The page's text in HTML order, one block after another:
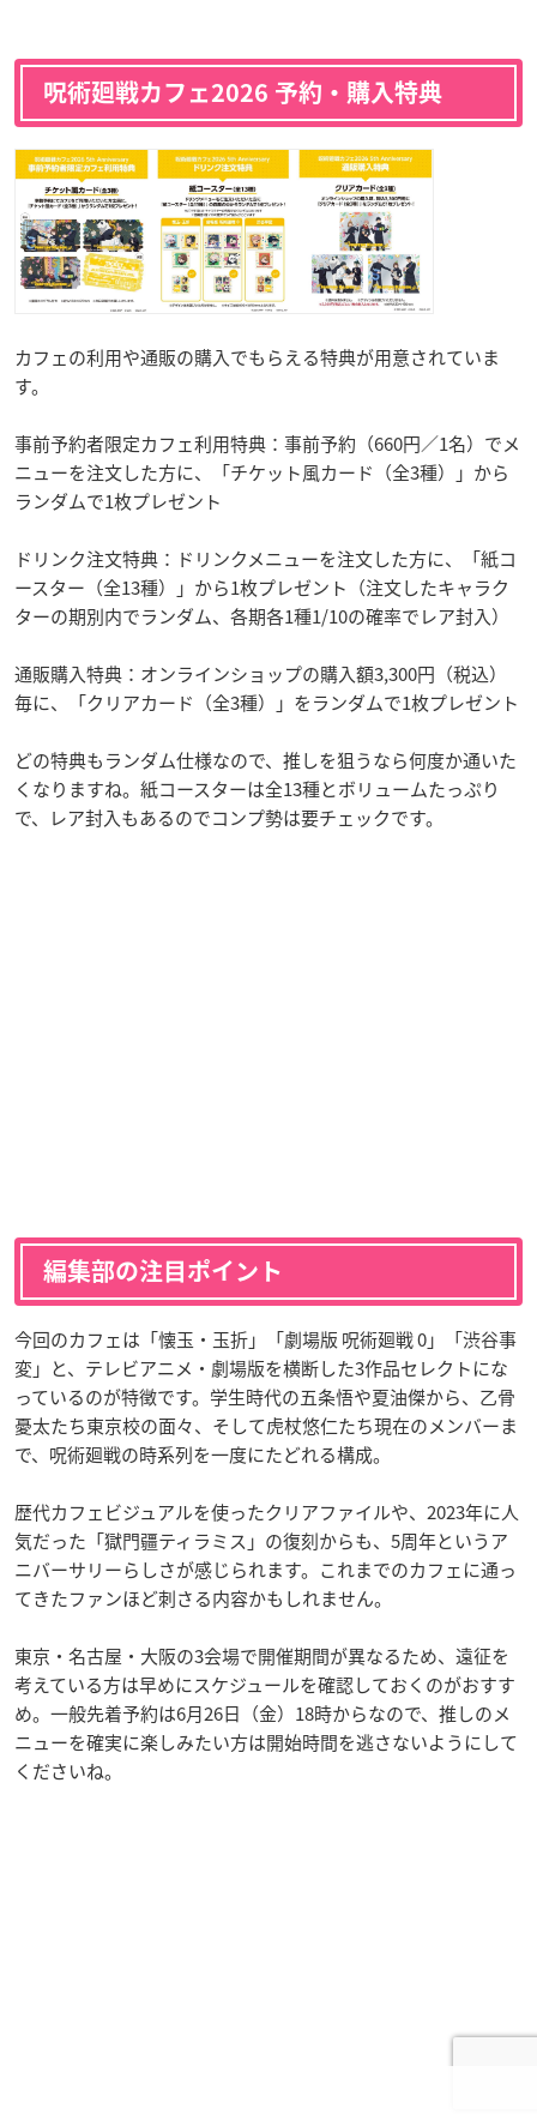
呪術廻戦カフェ2026 予約・購入特典
カフェの利用や通販の購入でもらえる特典が用意されていま
す。
事前予約者限定カフェ利用特典：事前予約（660円／1名）でメ
ニューを注文した方に、「チケット風カード（全3種）」から
ランダムで1枚プレゼント
ドリンク注文特典：ドリンクメニューを注文した方に、「紙コ
ースター（全13種）」から1枚プレゼント（注文したキャラク
ターの期別内でランダム、各期各1種1/10の確率でレア封入）
通販購入特典：オンラインショップの購入額3,300円（税込）
毎に、「クリアカード（全3種）」をランダムで1枚プレゼント
どの特典もランダム仕様なので、推しを狙うなら何度か通いた
くなりますね。紙コースターは全13種とボリュームたっぷり
で、レア封入もあるのでコンプ勢は要チェックです。
編集部の注目ポイント
今回のカフェは「懐玉・玉折」「劇場版 呪術廻戦 0」「渋谷事
変」と、テレビアニメ・劇場版を横断した3作品セレクトにな
っているのが特徴です。学生時代の五条悟や夏油傑から、乙骨
憂太たち東京校の面々、そして虎杖悠仁たち現在のメンバーま
で、呪術廻戦の時系列を一度にたどれる構成。
歴代カフェビジュアルを使ったクリアファイルや、2023年に人
気だった「獄門疆ティラミス」の復刻からも、5周年というア
ニバーサリーらしさが感じられます。これまでのカフェに通っ
てきたファンほど刺さる内容かもしれません。
東京・名古屋・大阪の3会場で開催期間が異なるため、遠征を
考えている方は早めにスケジュールを確認しておくのがおすす
め。一般先着予約は6月26日（金）18時からなので、推しのメ
ニューを確実に楽しみたい方は開始時間を逃さないようにして
くださいね。